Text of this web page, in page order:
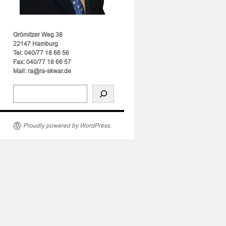
Grömitzer Weg 38
22147 Hamburg
Tel: 040/77 18 66 56
Fax: 040/77 18 66 57
Mail: ra@ra-skwar.de
Proudly powered by WordPress.